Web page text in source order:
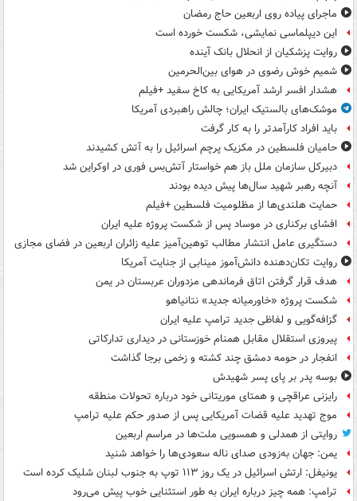
ماجرای پیاده روی اربعین حاج رمضان
این دیپلماسی نمایشی، شکست خورده است
روایت پزشکیان از انحلال بانک آینده
شمیم خوش رضوی در هوای بین‌الحرمین
هشدار افسر ارشد آمریکایی به کاخ سفید +فیلم
موشک‌های بالستیک ایران؛ چالش راهبردی آمریکا
باید افراد کارآمدتر را به کار گرفت
حامیان فلسطین در مکزیک پرچم اسرائیل را به آتش کشیدند
دبیرکل سازمان ملل باز هم خواستار آتش‌بس فوری در اوکراین شد
آنچه رهبر شهید سال‌ها پیش دیده بودند
حمایت هلندی‌ها از مظلومیت فلسطین +فیلم
افشای برکناری در موساد پس از شکست پروژه علیه ایران
دستگیری عامل انتشار مطالب توهین‌آمیز علیه زائران اربعین در فضای مجازی
روایت تکان‌دهنده دانش‌آموز مینابی از جنایت آمریکا
هدف قرار گرفتن اتاق‌ فرماندهی مزدوران عربستان در یمن
شکست پروژه «خاورمیانه جدید» نتانیاهو
گزافه‌گویی و لفاظی جدید ترامپ علیه ایران
پیروزی استقلال مقابل همنام خوزستانی در دیداری تدارکاتی
انفجار در حومه دمشق چند کشته و زخمی برجا گذاشت
بوسه‌ پدر بر پای پسر شهیدش
رایزنی عراقچی و همتای موریتانی خود درباره تحولات منطقه
موج تهدید علیه قضات آمریکایی پس از صدور حکم علیه ترامپ
روایتی از همدلی و همسویی ملت‌ها در مراسم اربعین
یمن: جهان به‌زودی صدای ناله سعودی‌ها را خواهد شنید
یونیفل: ارتش اسرائیل در یک روز ۱۱۳ توپ به جنوب لبنان شلیک کرده است
ترامپ: همه چیز درباره ایران به طور استثنایی خوب پیش می‌رود